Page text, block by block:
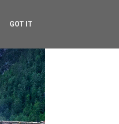
GOT IT